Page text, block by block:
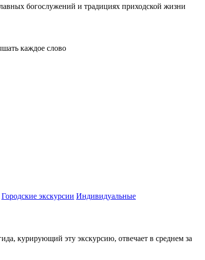
богослужений и традициях приходской жизни
каждое слово
Городские экскурсии Индивидуальные
курирующий эту экскурсию, отвечает в среднем за